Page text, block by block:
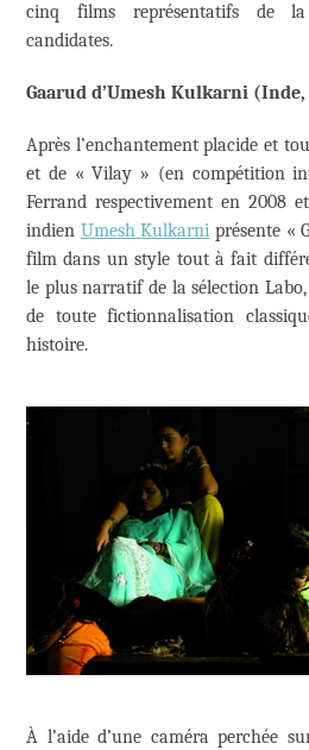
cinq films représentatifs de
candidates.
Gaarud d’Umesh Kulkarni (Inde,
Après l’enchantement placide et
et de « Vilay » (en compétition
Ferrand respectivement en 2008
indien Umesh Kulkarni présente «
film dans un style tout à fait
le plus narratif de la sélection
de toute fictionnalisation
histoire.
À l’aide d’une caméra perchée